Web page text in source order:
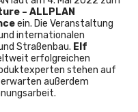
– ALLPLAN
ein. Die Veranstaltung
internationalen
Straßenbau. Elf
erfolgreichen
stehen auf
außerdem